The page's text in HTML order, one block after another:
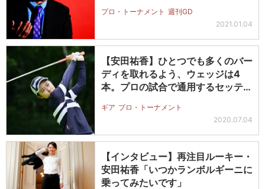
プロ・トーナメント 週刊GD
2021.01.04
【安田祐香】ひとつでも多くのバー
ディを取れるよう、ウェッジは4
本。プロの試合で通用するセッティ
ギア プロ・トーナメント
2020.07.04
【インタビュー】再注目ルーキー・
安田祐香「いつかランボルギーニに
乗ってみたいです」